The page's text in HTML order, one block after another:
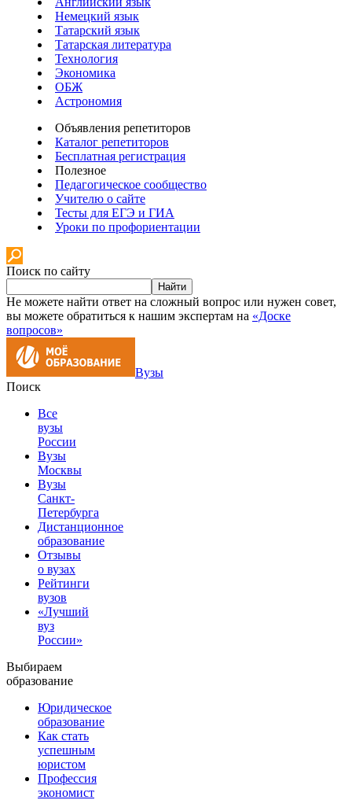
Немецкий язык
Татарский язык
Татарская литература
Технология
Экономика
ОБЖ
Астрономия
Объявления репетиторов
Каталог репетиторов
Бесплатная регистрация
Полезное
Педагогическое сообщество
Учителю о сайте
Тесты для ЕГЭ и ГИА
Уроки по профориентации
Поиск по сайту
Найти
Не можете найти ответ на сложный вопрос или нужен совет,
вы можете обратиться к нашим экспертам на «Доске
вопросов»
Вузы
Поиск
Все
вузы
России
Вузы
Москвы
Вузы
Санкт-
Петербурга
Дистанционное
образование
Отзывы
о вузах
Рейтинги
вузов
«Лучший
вуз
России»
Выбираем
образование
Юридическое
образование
Как стать
успешным
юристом
Профессия
экономист